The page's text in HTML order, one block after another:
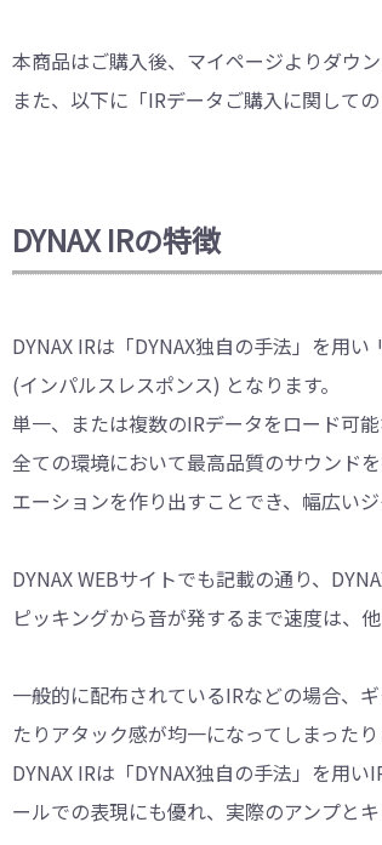
本商品はご購入後、マイページよりダウ
また、以下に「IRデータご購入に関して
DYNAX IRの特徴
DYNAX IRは「DYNAX独自の手法」を用
(インパルスレスポンス) となります。
単一、または複数のIRデータをロード可
全ての環境において最高品質のサウンド
エーションを作り出すことでき、幅広い
DYNAX WEBサイトでも記載の通り、
ピッキングから音が発するまで速度は、
一般的に配布されているIRなどの場合、
たりアタック感が均一になってしまった
DYNAX IRは「DYNAX独自の手法」を用
ールでの表現にも優れ、実際のアンプと